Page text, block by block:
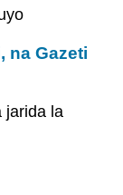
na Gazeti
jarida la